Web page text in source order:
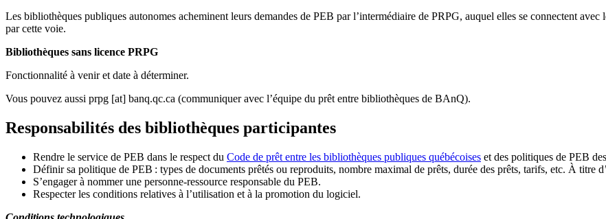
Les bibliothèques publiques autonomes acheminent leurs demandes de PEB par l’intermédiaire de PRPG, auquel elles se connectent
par cette voie.
Bibliothèques sans licence PRPG
Fonctionnalité à venir et date à déterminer.
Vous pouvez aussi prpg [at] banq.qc.ca (communiquer avec l’équipe du prêt entre bibliothèques de BAnQ).
Responsabilités des bibliothèques participantes
Rendre le service de PEB dans le respect du Code de prêt entre les bibliothèques publiques québécoises et des politiques de PEB
Définir sa politique de PEB : types de documents prêtés ou reproduits, nombre maximal de prêts, durée des prêts, tarifs, etc. À titre
S’engager à nommer une personne-ressource responsable du PEB.
Respecter les conditions relatives à l’utilisation et à la promotion du logiciel.